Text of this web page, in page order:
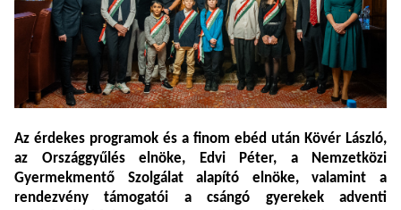
Az érdekes programok és a finom ebéd után Kövér László,
az Országgyűlés elnöke, Edvi Péter, a Nemzetközi
Gyermekmentő Szolgálat alapító elnöke, valamint a
rendezvény támogatói a csángó gyerekek adventi